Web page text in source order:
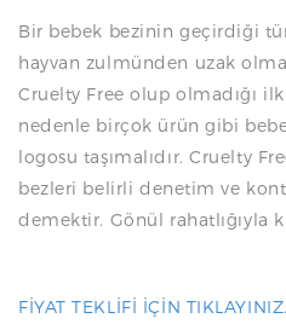
Bir bebek bezinin geçirdiği
hayvan zulmünden uzak
Cruelty Free olup olmadığı
nedenle birçok ürün gibi
logosu taşımalıdır. Cruelty
bezleri belirli denetim ve
demektir. Gönül rahatlığıyla
FİYAT TEKLİFİ İÇİN TIKLAYINIZ.